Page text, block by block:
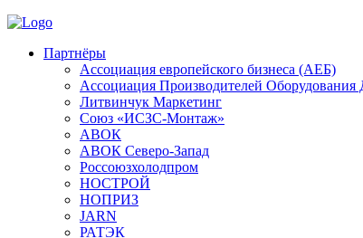
Партнёры
Ассоциация европейского бизнеса (АЕБ)
Aссоциация Производителей
Литвинчук Маркетинг
Союз «ИСЗС-Монтаж»
АВОК
АВОК Северо-Запад
Россоюзхолодпром
НОСТРОЙ
НОПРИЗ
JARN
РАТЭК